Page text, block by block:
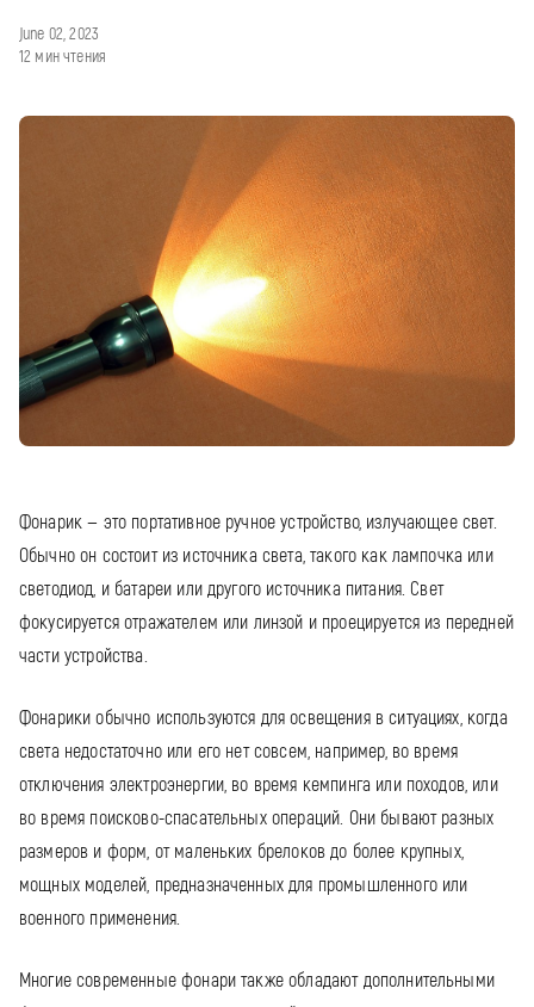
June 02, 2023
12 мин чтения
Фонарик — это портативное ручное устройство, излучающее свет.
Обычно он состоит из источника света, такого как лампочка или
светодиод, и батареи или другого источника питания. Свет
фокусируется отражателем или линзой и проецируется из передней
части устройства.
Фонарики обычно используются для освещения в ситуациях, когда
света недостаточно или его нет совсем, например, во время
отключения электроэнергии, во время кемпинга или походов, или
во время поисково-спасательных операций. Они бывают разных
размеров и форм, от маленьких брелоков до более крупных,
мощных моделей, предназначенных для промышленного или
военного применения.
Многие современные фонари также обладают дополнительными